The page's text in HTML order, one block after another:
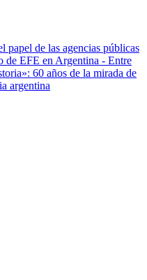
de las agencias públicas
de EFE en Argentina - Entre
60 años de la mirada de
argentina